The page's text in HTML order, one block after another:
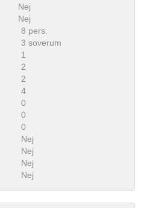
Nej
Nej
8 pers.
3 soverum
1
2
2
4
0
0
0
Nej
Nej
Nej
Nej